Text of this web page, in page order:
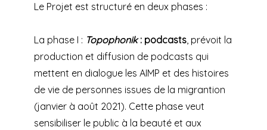
Le Projet est structuré en deux phases :
La phase I : Topophonik: podcasts, prévoit la
production et diffusion de podcasts qui
mettent en dialogue les AIMP et des histoires
de vie de personnes issues de la migrantion
(janvier à août 2021). Cette phase veut
sensibiliser le public à la beauté et aux